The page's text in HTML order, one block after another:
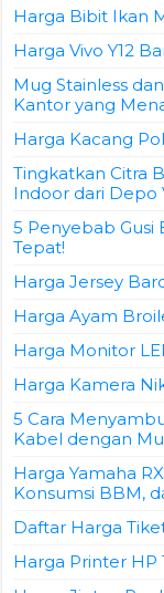
Harga Bibit Ikan
Harga Vivo Y12
Mug Stainless
Kantor yang
Harga Kacang
Tingkatkan Citra
Indoor dari Depo
5 Penyebab Gusi
Tepat!
Harga Jersey
Harga Ayam
Harga Monitor
Harga Kamera
5 Cara
Kabel dengan
Harga Yamaha
Konsumsi BBM,
Daftar Harga
Harga Printer HP